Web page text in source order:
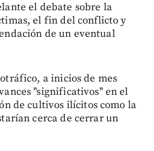
el debate sobre la
el fin del conflicto y
de un eventual
a inicios de mes
"significativos" en el
de cultivos ilícitos como la
cerca de cerrar un